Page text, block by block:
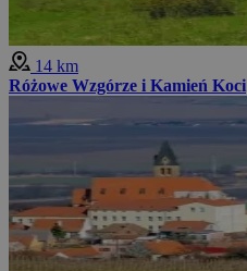
14 km
Różowe Wzgórze i Kamień Koci